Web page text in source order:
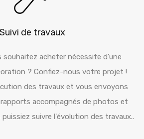
Suivi de travaux
souhaitez acheter nécessite d'une
? Confiez-nous votre projet !
des travaux et vous envoyons
accompagnés de photos et
suivre l'évolution des travaux..